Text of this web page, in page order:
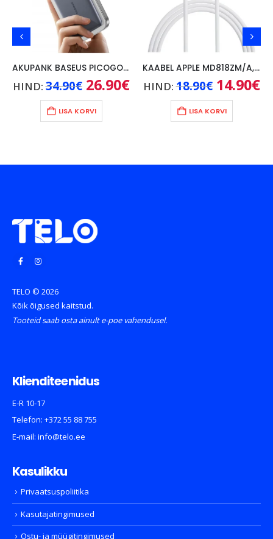
AKUPANK BASEUS PICOGO AM41 5000mAh, 20W, KAABEL USB-C 60W/30CM, HALL
HIND:34.90€ Algne
hind
oli:
34.90€.
26.90€Praegune
hind
LISA KORVI
KAABEL APPLE MD818ZM/A, 1M
HIND:18.90€ Algne
hind
oli:
18.90€.
14.90€
LISA KORVI
TELO © 2026
Kõik õigused kaitstud.
Tooteid saab osta ainult e-poe vahendusel.
Klienditeenidus
E-R 10-17
Telefon: +372 55 88 755
E-mail: info@telo.ee
Kasulikku
Privaatsuspoliitika
Kasutajatingimused
Ostu- ja müügitingimused